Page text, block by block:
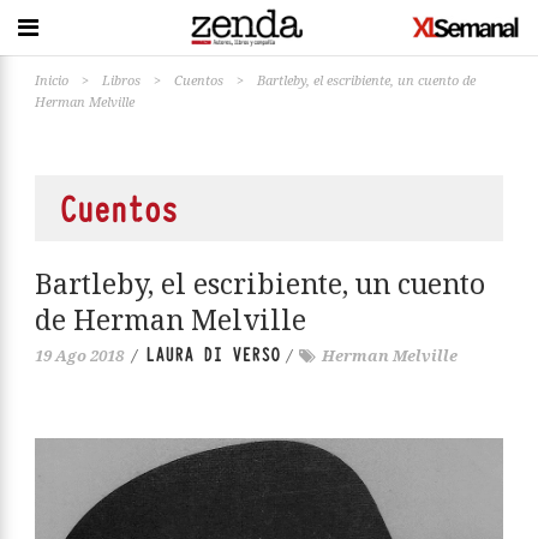
Inicio > Libros > Cuentos >
Bartleby, el escribiente, un cuento de
Herman Melville
Cuentos
Bartleby, el escribiente, un cuento
de Herman Melville
19 Ago 2018 / LAURA DI VERSO / Herman Melville